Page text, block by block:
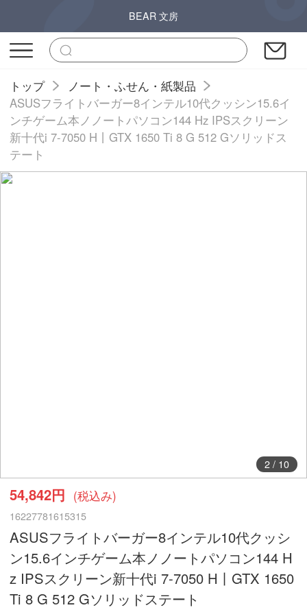
BEAR 文房
トップ
ノート・ふせん・紙製品
ASUSフライトバーガー8インテル10代クッシン15.6イ
ンチゲーム本ノノートパソコン144 Hz IPSスクリーン
新十代i 7-7050 H丨GTX 1650 Ti 8 G 512 Gソリッドス
テート
2/ 10
54,842円 (税込み)
16227781615315
ASUSフライトバーガー8インテル10代クッシ
ン15.6インチゲーム本ノノートパソコン144 H
z IPSスクリーン新十代i 7-7050 H丨GTX 1650
Ti 8 G 512 Gソリッドステート